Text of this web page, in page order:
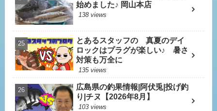
始めました♪ 岡山本店
138 views
とあるスタッフの 真夏のデイ
ロックはプラグが楽しい♪ 暑さ
対策も万全に
135 views
広島県の釣果情報|阿伏兎|投げ釣
り|チヌ【2026年8月】
103 views